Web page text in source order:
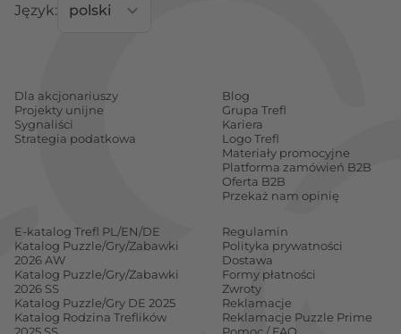
Język:
Dla akcjonariuszy
Projekty unijne
Sygnaliści
Strategia podatkowa
Blog
Grupa Trefl
Kariera
Logo Trefl
Materiały promocyjne
Platforma zamówień B2B
Oferta B2B
Przekaż nam opinię
E-katalog Trefl PL/EN/DE
Katalog Puzzle/Gry/Zabawki
2026 AW
Katalog Puzzle/Gry/Zabawki
2026 SS
Katalog Puzzle/Gry DE 2025
Katalog Rodzina Treflików
Regulamin
Polityka prywatności
Dostawa
Formy płatności
Zwroty
Reklamacje
Reklamacje Puzzle Prime